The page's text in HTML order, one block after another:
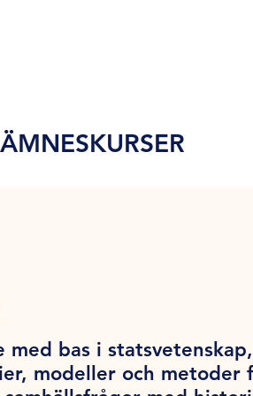
ÄMNESKURSER
bas i
modeller och metoder